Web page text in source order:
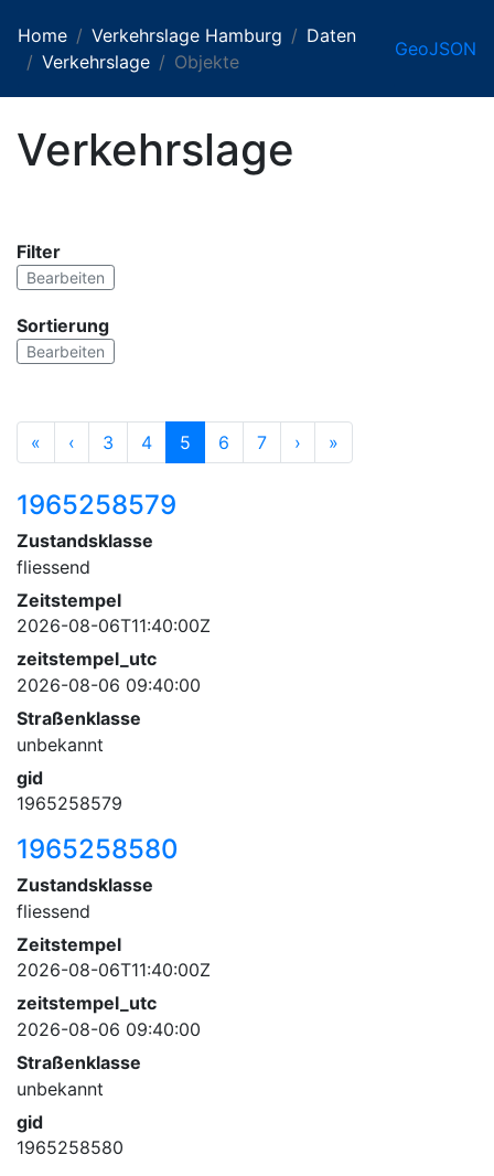
Home Verkehrslage Hamburg
Daten
Verkehrslage
Objekte
GeoJSON
Verkehrslage
Filter
Bearbeiten
Sortierung
Bearbeiten
« ‹ 3 4 5 6 7 › »
1965258579
Zustandsklasse
fliessend
Zeitstempel
2026-08-06T11:40:00Z
zeitstempel_utc
2026-08-06 09:40:00
Straßenklasse
unbekannt
gid
1965258579
1965258580
Zustandsklasse
fliessend
Zeitstempel
2026-08-06T11:40:00Z
zeitstempel_utc
2026-08-06 09:40:00
Straßenklasse
unbekannt
gid
1965258580